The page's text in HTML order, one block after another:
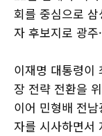
회를 중심으로
자 후보지로 광
이재명 대통령이
장 전략 전환을
이어 민형배 전
자를 시사하면서